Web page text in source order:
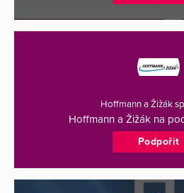
Hoffmann a Žižák
Hoffmann a Žižák na
Podpořit